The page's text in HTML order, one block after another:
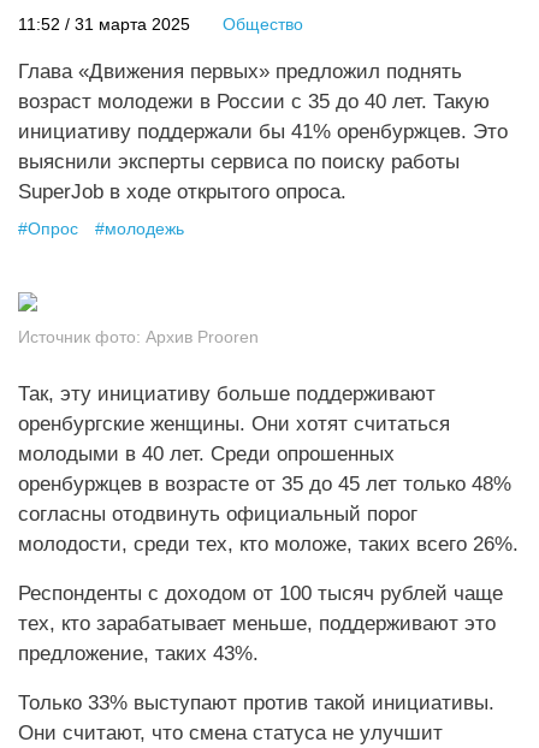
11:52 / 31 марта 2025 Общество
Глава «Движения первых» предложил поднять
возраст молодежи в России с 35 до 40 лет. Такую
инициативу поддержали бы 41% оренбуржцев. Это
выяснили эксперты сервиса по поиску работы
SuperJob в ходе открытого опроса.
#Опрос #молодежь
Источник фото: Архив Prooren
Так, эту инициативу больше поддерживают
оренбургские женщины. Они хотят считаться
молодыми в 40 лет. Среди опрошенных
оренбуржцев в возрасте от 35 до 45 лет только 48%
согласны отодвинуть официальный порог
молодости, среди тех, кто моложе, таких всего 26%.
Респонденты с доходом от 100 тысяч рублей чаще
тех, кто зарабатывает меньше, поддерживают это
предложение, таких 43%.
Только 33% выступают против такой инициативы.
Они считают, что смена статуса не улучшит